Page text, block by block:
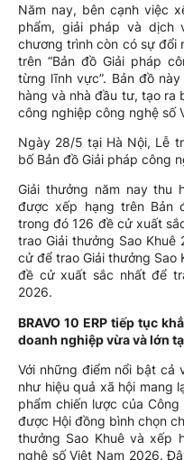
Năm nay, bên cạnh việc
phẩm, giải pháp và dịch
chương trình còn có sự đổi
trên “Bản đồ Giải pháp
từng lĩnh vực”. Bản đồ
hàng và nhà đầu tư, tạo ra
công nghiệp công nghệ số
Ngày 28/5 tại Hà Nội, Lễ
bố Bản đồ Giải pháp công
Giải thưởng năm nay
được xếp hạng trên Bản
trong đó 126 đề cử xuất
trao Giải thưởng Sao
cử để trao Giải thưởng Sao
đề cử xuất sắc nhất để
2026.
BRAVO 10 ERP tiếp tục
doanh nghiệp vừa và lớn
Với những điểm nổi bật cả
như hiệu quả xã hội mang
phẩm chiến lược của Công
được Hội đồng bình chọn
thưởng Sao Khuê và xếp
nghệ số Việt Nam 2026.